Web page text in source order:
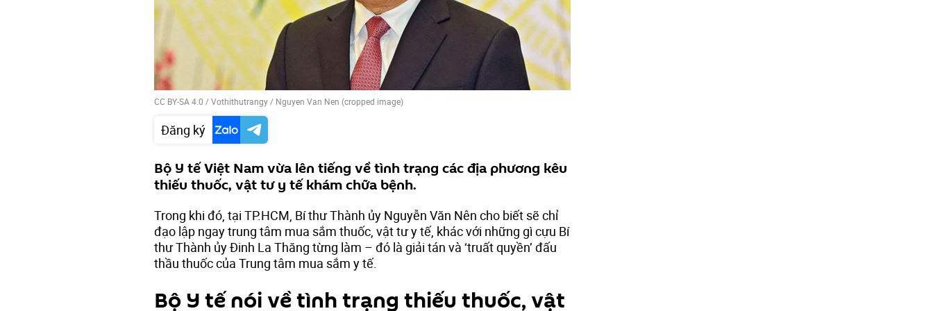
CC BY-SA 4.0 / Vothithutrangy / Nguyen Van Nen (cropped image)
Đăng ký
Bộ Y tế Việt Nam vừa lên tiếng về tình trạng các địa phương kêu
thiếu thuốc, vật tư y tế khám chữa bệnh.
Trong khi đó, tại TP.HCM, Bí thư Thành ủy Nguyễn Văn Nên cho biết sẽ chỉ
đạo lập ngay trung tâm mua sắm thuốc, vật tư y tế, khác với những gì cựu Bí
thư Thành ủy Đinh La Thăng từng làm – đó là giải tán và ‘truất quyền’ đấu
thầu thuốc của Trung tâm mua sắm y tế.
Bộ Y tế nói về tình trạng thiếu thuốc, vật